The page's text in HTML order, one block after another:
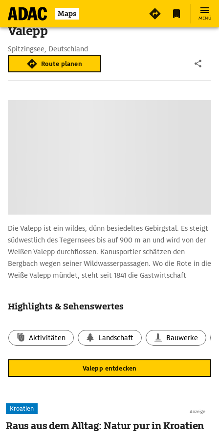
Maps MENÜ
Valepp
Spitzingsee, Deutschland
Route planen
Die Valepp ist ein wildes, dünn besiedeltes Gebirgstal. Es steigt
südwestlich des Tegernsees bis auf 900 m an und wird von der
Weißen Valepp durchflossen. Kanusportler schätzen den
Bergbach wegen seiner Wildwasserpassagen. Wo die Rote in die
Weiße Valepp mündet, steht seit 1841 die Gastwirtschaft
Spitzingsee wandern oder radeln.
Highlights & Sehenswertes
Aktivitäten Landschaft Bauwerke
Valepp entdecken
Anzeige
Kroatien
Raus aus dem Alltag: Natur pur in Kroatien